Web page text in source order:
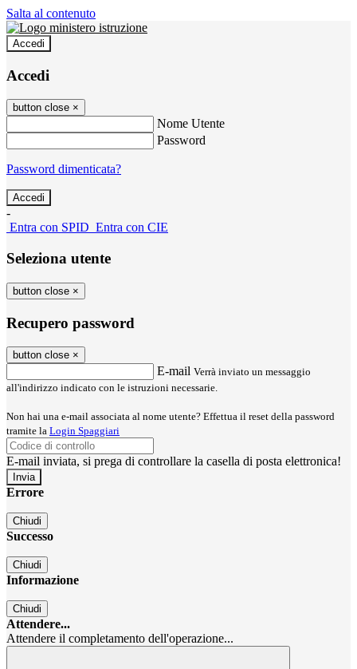
Salta al contenuto
Accedi
Accedi
button close ×
Nome Utente
Password
Password dimenticata?
-
Entra con SPID Entra con CIE
Seleziona utente
button close ×
Recupero password
button close ×
E-mail Verrà inviato un messaggio
all'indirizzo indicato con le istruzioni necessarie.
Non hai una e-mail associata al nome utente? Effettua il reset della password
tramite la Login Spaggiari
E-mail inviata, si prega di controllare la casella di posta elettronica!
Errore
Chiudi
Successo
Chiudi
Informazione
Chiudi
Attendere...
Attendere il completamento dell'operazione...